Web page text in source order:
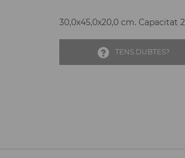
30,0x45,0x20,0 cm. Capacitat
TENS DUBTES?